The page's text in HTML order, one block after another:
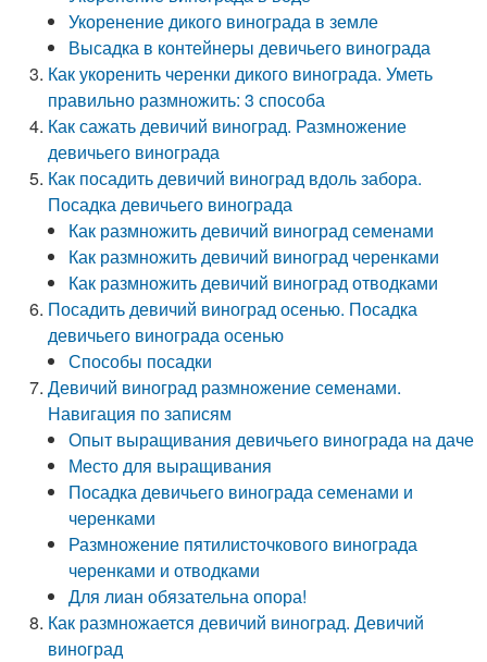
Укоренение дикого винограда в земле
Высадка в контейнеры девичьего винограда
Как укоренить черенки дикого винограда. Уметь
правильно размножить: 3 способа
Как сажать девичий виноград. Размножение
девичьего винограда
Как посадить девичий виноград вдоль забора.
Посадка девичьего винограда
Как размножить девичий виноград семенами
Как размножить девичий виноград черенками
Как размножить девичий виноград отводками
Посадить девичий виноград осенью. Посадка
девичьего винограда осенью
Способы посадки
Девичий виноград размножение семенами.
Навигация по записям
Опыт выращивания девичьего винограда на даче
Место для выращивания
Посадка девичьего винограда семенами и
черенками
Размножение пятилисточкового винограда
черенками и отводками
Для лиан обязательна опора!
Как размножается девичий виноград. Девичий
виноград